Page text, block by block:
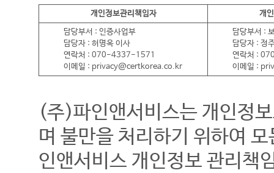
개인정보관리책임자
개
담당부서 : 인증사업부
담당자 : 허명옥 이사
연락처 : 070-4337-1571
이메일 : privacy@certkorea.co.kr
담당부서 :
담당자 : 정
연락처 :
이메일 :
(주)파인앤서비스는 개인정
며 불만을 처리하기 위하여
인앤서비스 개인정보 관리책